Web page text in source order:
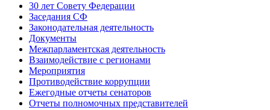
30 лет Совету Федерации
Заседания СФ
Законодательная деятельность
Документы
Межпарламентская деятельность
Взаимодействие с регионами
Мероприятия
Противодействие коррупции
Ежегодные отчеты сенаторов
Отчеты полномочных представителей